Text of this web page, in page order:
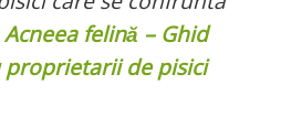
Acneea felină – Ghid
de pisici